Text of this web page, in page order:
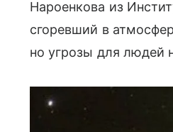
Нароенкова из
сгоревший в
но угрозы для людей